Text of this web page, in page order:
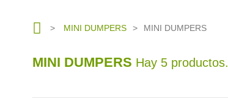
> MINI DUMPERS > MINI DUMPERS
MINI DUMPERS Hay 5 productos.